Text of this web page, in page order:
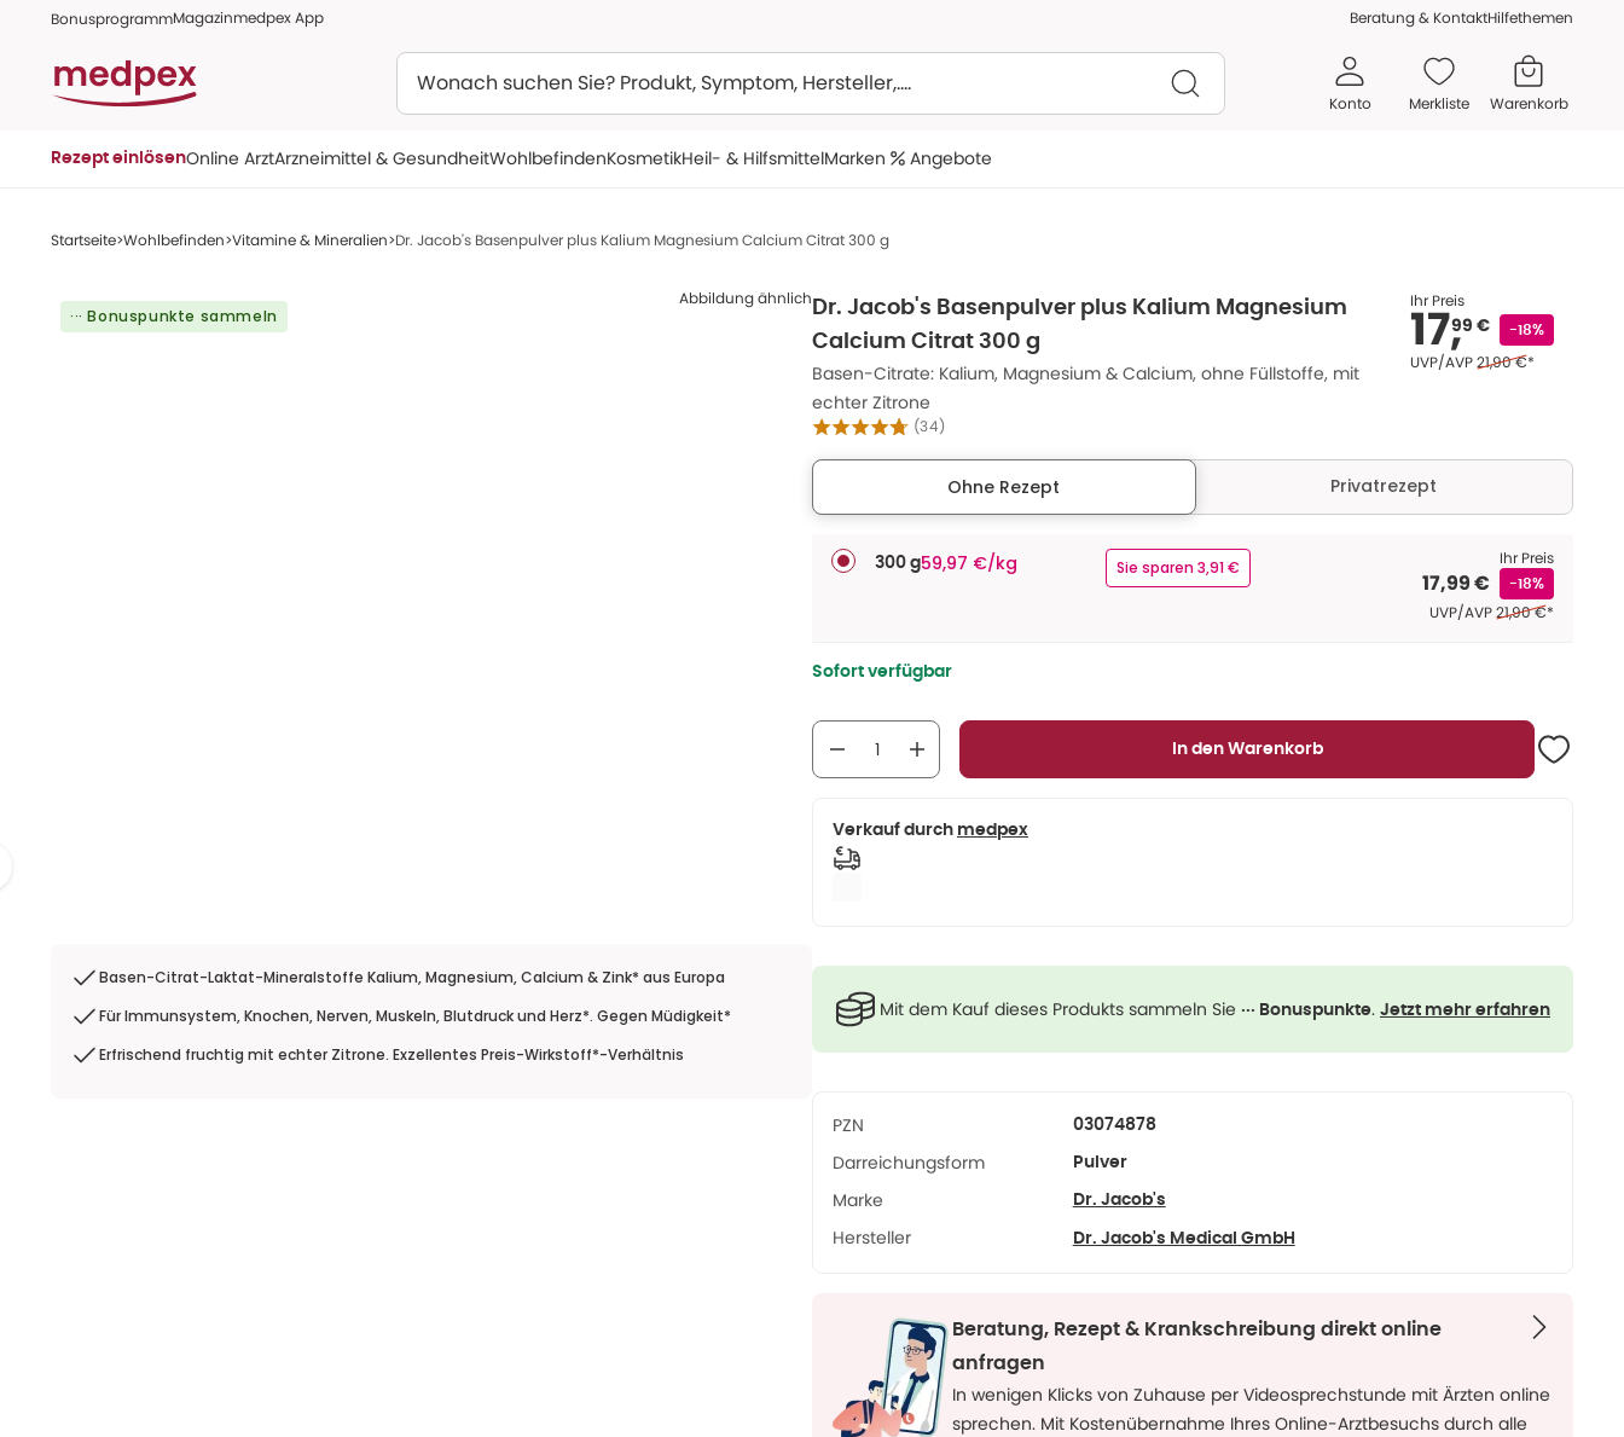
BonusprogrammMagazinmedpex App Beratung & KontaktHilfethemen
Konto Merkliste Warenkorb
Rezept einlösenOnline ArztArzneimittel & GesundheitWohlbefindenKosmetikHeil- & HilfsmittelMarken Angebote
Startseite Wohlbefinden Vitamine & Mineralien Dr. Jacob's Basenpulver plus Kalium Magnesium Calcium Citrat 300 g
··· Bonuspunkte sammeln
Abbildung ähnlich
Basen-Citrat-Laktat-Mineralstoffe Kalium, Magnesium, Calcium & Zink* aus Europa
Für Immunsystem, Knochen, Nerven, Muskeln, Blutdruck und Herz*. Gegen Müdigkeit*
Erfrischend fruchtig mit echter Zitrone. Exzellentes Preis-Wirkstoff*-Verhältnis
Dr. Jacob's Basenpulver plus Kalium Magnesium
Calcium Citrat 300 g
Basen-Citrate: Kalium, Magnesium & Calcium, ohne Füllstoffe, mit
echter Zitrone
(34)
Ihr Preis
17,99 € -18%
UVP/AVPEhemaliger Preis (U
21,90 €*
Ohne Rezept Privatrezept
300 g59,97 €/kg Sie sparen 3,91 € Ihr Preis
17,99 € -18%
UVP/AVPEhemaliger Preis
21,90 €*
Sofort verfügbar
In den Warenkorb
Verkauf durch medpex
Mit dem Kauf dieses Produkts sammeln Sie ··· Bonuspunkte. Jetzt mehr erfahren
PZN 03074878
Darreichungsform Pulver
Marke Dr. Jacob's
Hersteller Dr. Jacob's Medical GmbH
Beratung, Rezept & Krankschreibung direkt online
anfragen
In wenigen Klicks von Zuhause per Videosprechstunde mit Ärzten online
sprechen. Mit Kostenübernahme Ihres Online-Arztbesuchs durch alle